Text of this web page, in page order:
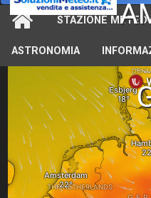
STAZIONE METEO
ASTRONOMIA